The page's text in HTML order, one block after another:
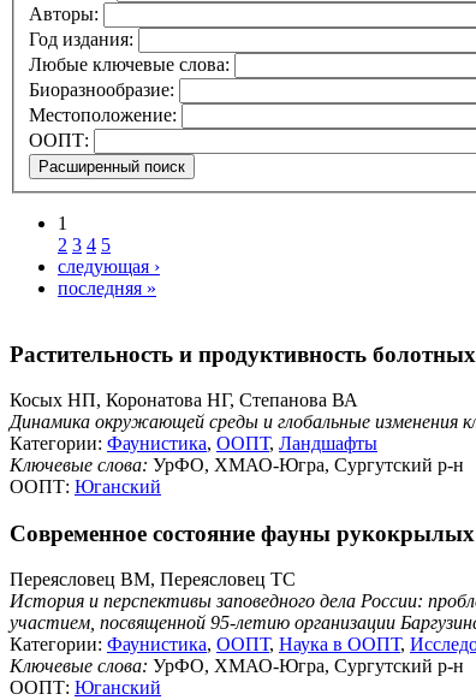
Авторы:
Год издания:
Любые ключевые слова:
Биоразнообразие:
Местоположение:
ООПТ:
1
2 3 4 5
следующая ›
последняя »
Растительность и продуктивность
Косых НП, Коронатова НГ, Степанова ВА
Динамика окружающей среды и глобальные изменения
Категории: Фаунистика, ООПТ, Ландшафты
Ключевые слова: УрФО, ХМАО-Югра, Сургутский р-н
ООПТ: Юганский
Современное состояние фауны
Переясловец ВМ, Переясловец ТС
История и перспективы заповедного дела России:
участием, посвященной 95-летию организации
Категории: Фаунистика, ООПТ, Наука в ООПТ,
Ключевые слова: УрФО, ХМАО-Югра, Сургутский р-н
ООПТ: Юганский